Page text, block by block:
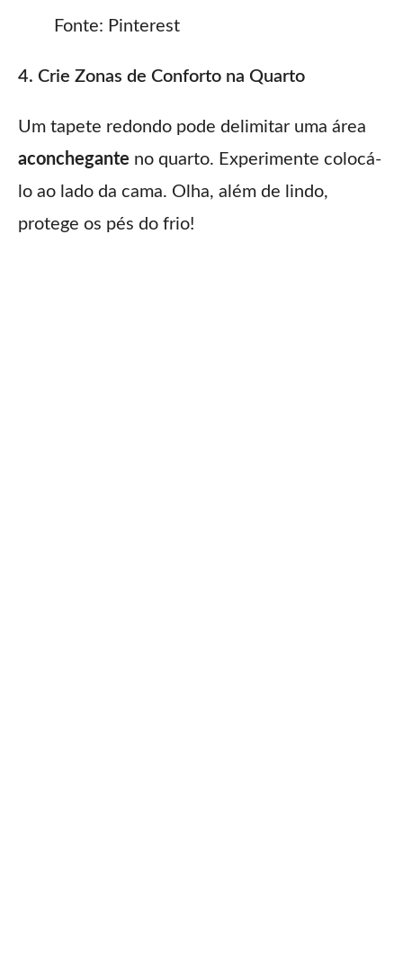
Fonte: Pinterest
4. Crie Zonas de Conforto na Quarto
Um tapete redondo pode delimitar uma área
aconchegante no quarto. Experimente colocá-
lo ao lado da cama. Olha, além de lindo,
protege os pés do frio!